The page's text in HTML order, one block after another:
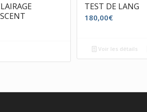
TEST DE LANG
180,00€
Voir les détails